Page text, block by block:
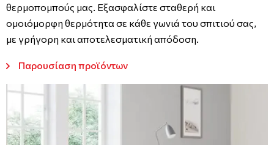
θερμοπομπούς μας. Εξασφαλίστε σταθερή και
ομοιόμορφη θερμότητα σε κάθε γωνιά του σπιτιού σας,
με γρήγορη και αποτελεσματική απόδοση.
Παρουσίαση προϊόντων